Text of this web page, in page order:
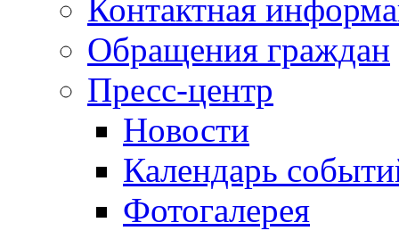
Контактная
Обращения граждан
Пресс-центр
Новости
Календарь
Фотогалерея